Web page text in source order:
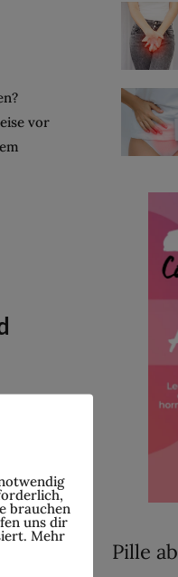
vor
Pille
brauchen
uns dir
Mehr